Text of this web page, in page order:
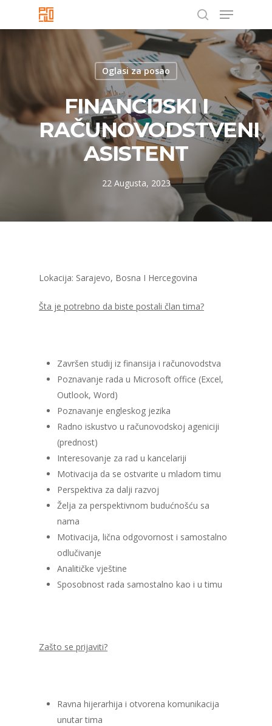
search
Menu
Oglasi za posao
FINANCIJSKI I
RAČUNOVODSTVENI
ASISTENT
22 Augusta, 2023
Lokacija: Sarajevo, Bosna I Hercegovina
Šta je potrebno da biste postali član tima?
Završen studij iz finansija i računovodstva
Poznavanje rada u Microsoft office (Excel,
Outlook, Word)
Poznavanje engleskog jezika
Radno iskustvo u računovodskoj ageniciji
(prednost)
Interesovanje za rad u kancelariji
Motivacija da se ostvarite u mladom timu
Perspektiva za dalji razvoj
Želja za perspektivnom budućnošću sa
nama
Motivacija, lična odgovornost i samostalno
odlučivanje
Analitičke vještine
Sposobnost rada samostalno kao i u timu
Zašto se prijaviti?
Ravna hijerarhija i otvorena komunikacija
unutar tima
Close
Menu